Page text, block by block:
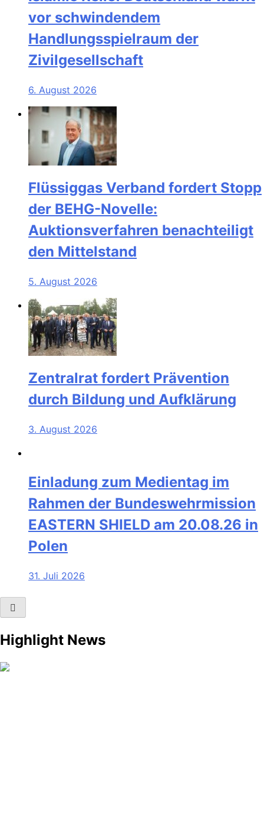
vor schwindendem
Handlungsspielraum der
Zivilgesellschaft
6. August 2026
Flüssiggas Verband fordert Stopp
der BEHG-Novelle:
Auktionsverfahren benachteiligt
den Mittelstand
5. August 2026
Zentralrat fordert Prävention
durch Bildung und Aufklärung
3. August 2026
Einladung zum Medientag im
Rahmen der Bundeswehrmission
EASTERN SHIELD am 20.08.26 in
Polen
31. Juli 2026
Highlight News